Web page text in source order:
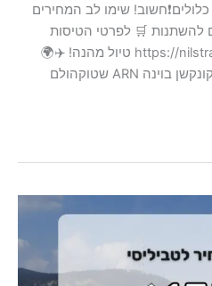
קטן כלולים❗️חשוב! שימו לב המחירים
להשתנות 🛒 לפרטי הטיסות
ולכרטוסhttps://nilstravelgroup.com/8p2h טיול מהנה! ✈️🌍